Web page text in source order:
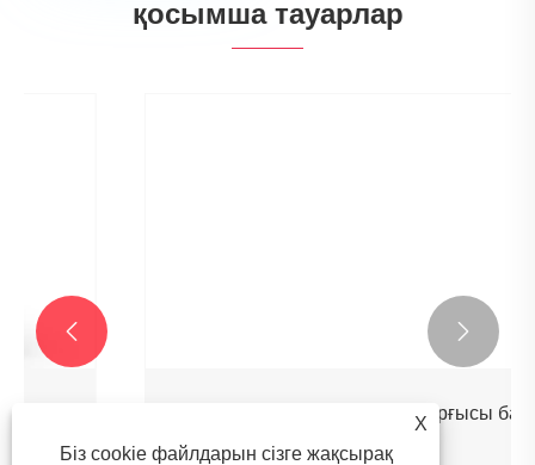
қосымша тауарлар
Қалпына келтіру үшін сүзгі сорғысы бар
 
X
Біз cookie файлдарын сізге жақсырақ